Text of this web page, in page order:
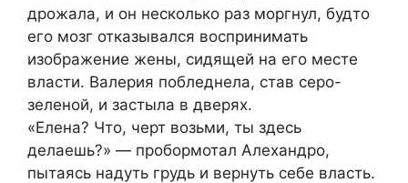
дрожала, и он несколько раз моргнул, будто
его мозг отказывался воспринимать
изображение жены, сидящей на его месте
власти. Валерия побледнела, став серо-
зеленой, и застыла в дверях.
«Елена? Что, черт возьми, ты здесь
делаешь?» — пробормотал Алехандро,
пытаясь надуть грудь и вернуть себе власть.